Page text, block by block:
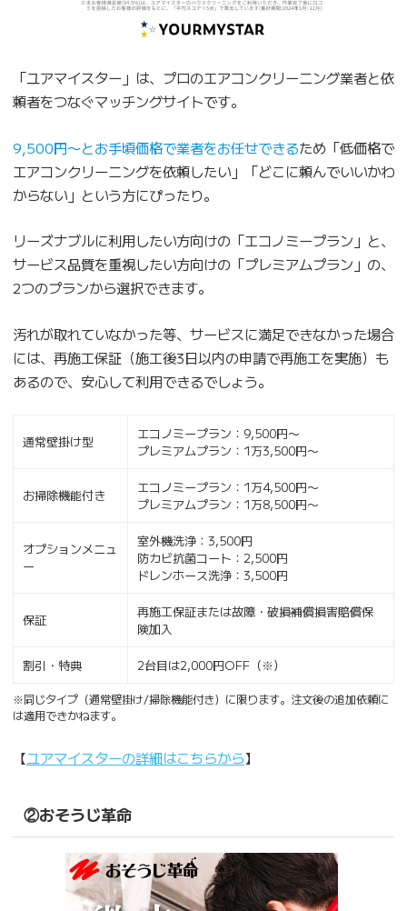
「ユアマイスター」は、プロのエアコンクリーニング業者と依
頼者をつなぐマッチングサイトです。
9,500円〜とお手頃価格で業者をお任せできるため「低価格で
エアコンクリーニングを依頼したい」「どこに頼んでいいかわ
からない」という方にぴったり。
リーズナブルに利用したい方向けの「エコノミープラン」と、
サービス品質を重視したい方向けの「プレミアムプラン」の、
2つのプランから選択できます。
汚れが取れていなかった等、サービスに満足できなかった場合
には、再施工保証（施工後3日以内の申請で再施工を実施）も
あるので、安心して利用できるでしょう。
通常壁掛け型
エコノミープラン：9,500円〜
プレミアムプラン：1万3,500円〜
お掃除機能付き
エコノミープラン：1万4,500円〜
プレミアムプラン：1万8,500円〜
オプションメニュ
ー
室外機洗浄：3,500円
防カビ抗菌コート：2,500円
ドレンホース洗浄：3,500円
保証
再施工保証または故障・破損補償損害賠償保
険加入
割引・特典 2台目は2,000円OFF（※）
※同じタイプ（通常壁掛け/掃除機能付き）に限ります。注文後の追加依頼に
は適用できかねます。
【ユアマイスターの詳細はこちらから】
②おそうじ革命